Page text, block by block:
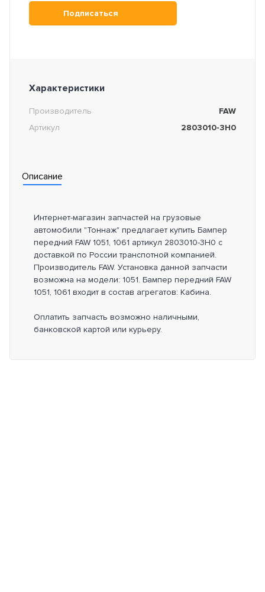
Подписаться
Характеристики
Производитель
FAW
Артикул
2803010-3H0
Описание
Интернет-магазин запчастей на грузовые
автомобили "Тоннаж" предлагает купить Бампер
передний FAW 1051, 1061 артикул 2803010-3H0 с
доставкой по России транспотной компанией.
Производитель FAW. Установка данной запчасти
возможна на модели: 1051. Бампер передний FAW
1051, 1061 входит в состав агрегатов: Кабина.
Оплатить запчасть возможно наличными,
банковской картой или курьеру.